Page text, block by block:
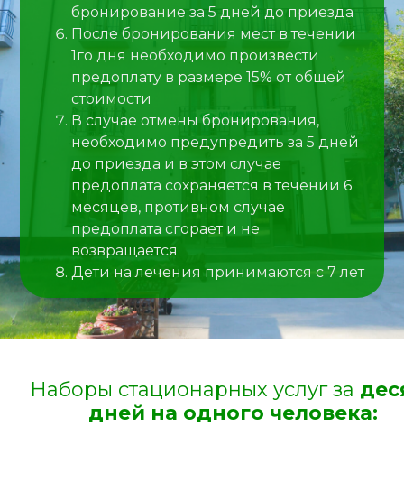
бронирование за 5 дней до приезда
После бронирования мест в течении
1го дня необходимо произвести
предоплату в размере 15% от общей
стоимости
В случае отмены бронирования,
необходимо предупредить за 5 дней
до приезда и в этом случае
предоплата сохраняется в течении 6
месяцев, противном случае
предоплата сгорает и не
возвращается
Дети на лечения принимаются с 7 лет
Наборы стационарных услуг за
дней на одного человека: